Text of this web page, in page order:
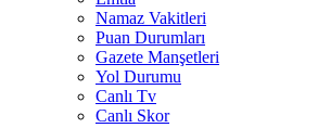
Namaz Vakitleri
Puan Durumları
Gazete Manşetleri
Yol Durumu
Canlı Tv
Canlı Skor